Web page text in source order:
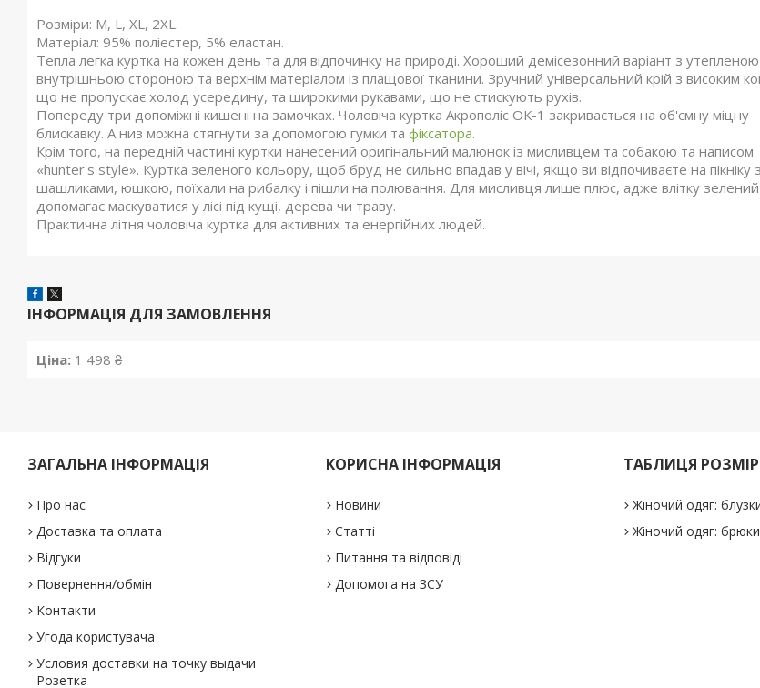
Розміри: M, L, XL, 2XL.
Матеріал: 95% поліестер, 5% еластан.
Тепла легка куртка на кожен день та для відпочинку на природі. Хороший демісезонний варіант з утепленою
внутрішньою стороною та верхнім матеріалом із плащової тканини. Зручний універсальний крій з високим
що не пропускає холод усередину, та широкими рукавами, що не стискують рухів.
Попереду три допоміжні кишені на замочках. Чоловіча куртка Акрополіс ОК-1 закривається на об'ємну міцну
блискавку. А низ можна стягнути за допомогою гумки та фіксатора.
Крім того, на передній частині куртки нанесений оригінальний малюнок із мисливцем та собакою та написом
«hunter's style». Куртка зеленого кольору, щоб бруд не сильно впадав у вічі, якщо ви відпочиваєте на пікніку з
шашликами, юшкою, поїхали на рибалку і пішли на полювання. Для мисливця лише плюс, адже влітку зелений
допомагає маскуватися у лісі під кущі, дерева чи траву.
Практична літня чоловіча куртка для активних та енергійних людей.
ІНФОРМАЦІЯ ДЛЯ ЗАМОВЛЕННЯ
Ціна: 1 498 ₴
ЗАГАЛЬНА ІНФОРМАЦІЯ
Про нас
Доставка та оплата
Відгуки
Повернення/обмін
Контакти
Угода користувача
Условия доставки на точку выдачи
Розетка
КОРИСНА ІНФОРМАЦІЯ
Новини
Статті
Питання та відповіді
Допомога на ЗСУ
ТАБЛИЦЯ
Жіночий одяг:
Жіночий одяг: